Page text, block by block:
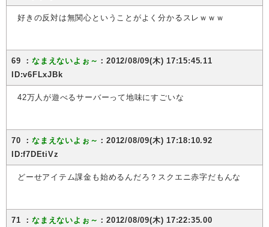
好きの反対は無関心ということがよく分かるスレｗｗｗ
69 ：なまえないよぉ～ ：2012/08/09(木) 17:15:45.11
ID:v6FLxJBk
42万人が遊べるサーバーって地味にすごいな
70 ：なまえないよぉ～ ：2012/08/09(木) 17:18:10.92
ID:f7DEtiVz
どーせアイテム課金も始めるんだろ？スクエニ赤字だもんな
71 ：なまえないよぉ～ ：2012/08/09(木) 17:22:35.00